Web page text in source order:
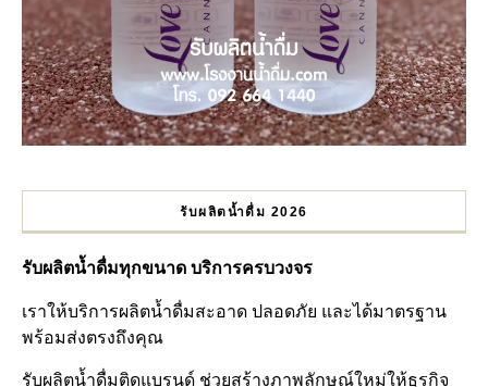
รับผลิตน้ำดื่ม 2026
รับผลิตน้ำดื่มทุกขนาด บริการครบวงจร
เราให้บริการผลิตน้ำดื่มสะอาด ปลอดภัย และได้มาตรฐาน
พร้อมส่งตรงถึงคุณ
รับผลิตน้ำดื่มติดแบรนด์ ช่วยสร้างภาพลักษณ์ใหม่ให้ธุรกิจ